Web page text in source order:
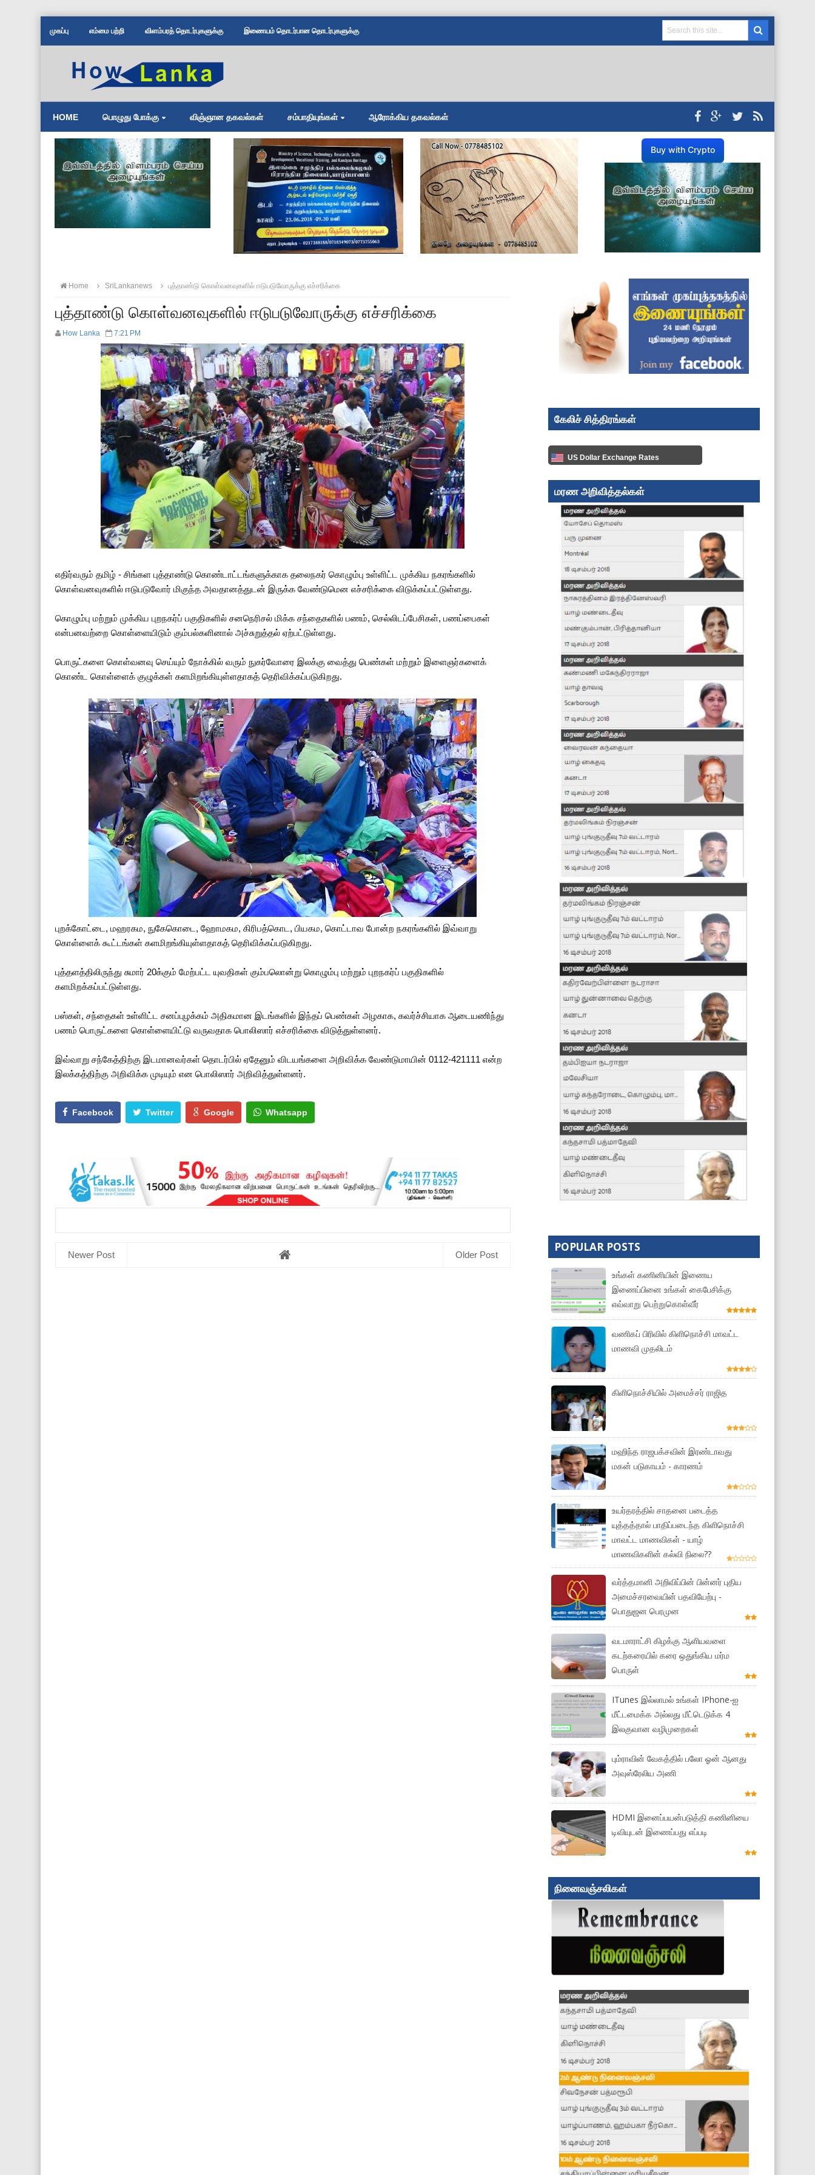
முகப்பு எம்மை பற்றி விளம்பரத் தொடர்புகளுக்கு இணையம் தொடர்பான தொடர்புகளுக்கு
HOME பொழுது போக்கு விஞ்ஞான தகவல்கள் சம்பாதியுங்கள் ஆரோக்கிய தகவல்கள்
Buy with Crypto
Home SriLankanews புத்தாண்டு கொள்வனவுகளில் ஈடுபடுவோருக்கு எச்சரிக்கை
புத்தாண்டு கொள்வனவுகளில் ஈடுபடுவோருக்கு எச்சரிக்கை
How Lanka 7:21 PM
எதிர்வரும் தமிழ் - சிங்கள புத்தாண்டு கொண்டாட்டங்களுக்காக தலைநகர் கொழும்பு உள்ளிட்ட முக்கிய நகரங்களில்
கொள்வனவுகளில் ஈடுபடுவோர் மிகுந்த அவதானத்துடன் இருக்க வேண்டுமென எச்சரிக்கை விடுக்கப்பட்டுள்ளது.
கொழும்பு மற்றும் முக்கிய புறநகர்ப் பகுதிகளில் சனநெரிசல் மிக்க சந்தைகளில் பணம், செல்லிடப்பேசிகள், பணப்பைகள்
என்பனவற்றை கொள்ளையிடும் கும்பல்களினால் அச்சுறுத்தல் ஏற்பட்டுள்ளது.
பொருட்களை கொள்வனவு செய்யும் நோக்கில் வரும் நுகர்வோரை இலக்கு வைத்து பெண்கள் மற்றும் இளைஞர்களைக்
கொண்ட கொள்ளைக் குழுக்கள் களமிறங்கியுள்ளதாகத் தெரிவிக்கப்படுகிறது.
புறக்கோட்டை, மஹரகம, நுகேகொடை, ஹோமகம, கிரிபத்கொட, பியகம, கொட்டாவ போன்ற நகரங்களில் இவ்வாறு
கொள்ளைக் கூட்டங்கள் களமிறங்கியுள்ளதாகத் தெரிவிக்கப்படுகிறது.
புத்தளத்திலிருந்து சுமார் 20க்கும் மேற்பட்ட யுவதிகள் கும்பலொன்று கொழும்பு மற்றும் புறநகர்ப் பகுதிகளில்
களமிறக்கப்பட்டுள்ளது.
பஸ்கள், சந்தைகள் உள்ளிட்ட சனப்புழக்கம் அதிகமான இடங்களில் இந்தப் பெண்கள் அழகாக, கவர்ச்சியாக ஆடையணிந்து
பணம் பொருட்களை கொள்ளையிட்டு வருவதாக பொலிஸார் எச்சரிக்கை விடுத்துள்ளனர்.
இவ்வாறு சந்கேத்திற்கு இடமானவர்கள் தொடர்பில் ஏதேனும் விடயங்களை அறிவிக்க வேண்டுமாயின் 0112-421111 என்ற
இலக்கத்திற்கு அறிவிக்க முடியும் என பொலிஸார் அறிவித்துள்ளனர்.
Facebook Twitter Google Whatsapp
Newer Post Older Post
கேலிச் சித்திரங்கள்
US Dollar Exchange Rates
மரண அறிவித்தல்கள்
POPULAR POSTS
உங்கள் கணினியின் இணைய
இணைப்பினை உங்கள் கைபேசிக்கு
எவ்வாறு பெற்றுகொள்வீர்
வணிகப் பிரிவில் கிளிநொச்சி மாவட்ட
மாணவி முதலிடம்
கிளிநொச்சியில் அமைச்சர் ராஜித
மஹிந்த ராஜபக்சவின் இரண்டாவது
மகன் படுகாயம் - காரணம்
உயர்தரத்தில் சாதனை படைத்த
யுத்தத்தால் பாதிப்படைந்த கிளிநொச்சி
மாவட்ட மாணவிகள் - யாழ்
மாணவிகளின் கல்வி நிலை??
வர்த்தமானி அறிவிப்பின் பின்னர் புதிய
அமைச்சரவையின் பதவியேற்பு -
பொதுஜன பெரமுன
வடமாராட்சி கிழக்கு ஆளியவளை
கடற்கரையில் கரை ஒதுங்கிய மர்ம
பொருள்
ITunes இல்லாமல் உங்கள் IPhone-ஐ
மீட்டமைக்க அல்லது மீட்டெடுக்க 4
இலகுவான வழிமுறைகள்
பும்ராவின் வேகத்தில் பலோ ஓன் ஆனது
அவுஸ்ரேலிய அணி
HDMI இனைப்பயன்படுத்தி கணினியை
டிவியுடன் இணைப்பது எப்படி
நினைவஞ்சலிகள்